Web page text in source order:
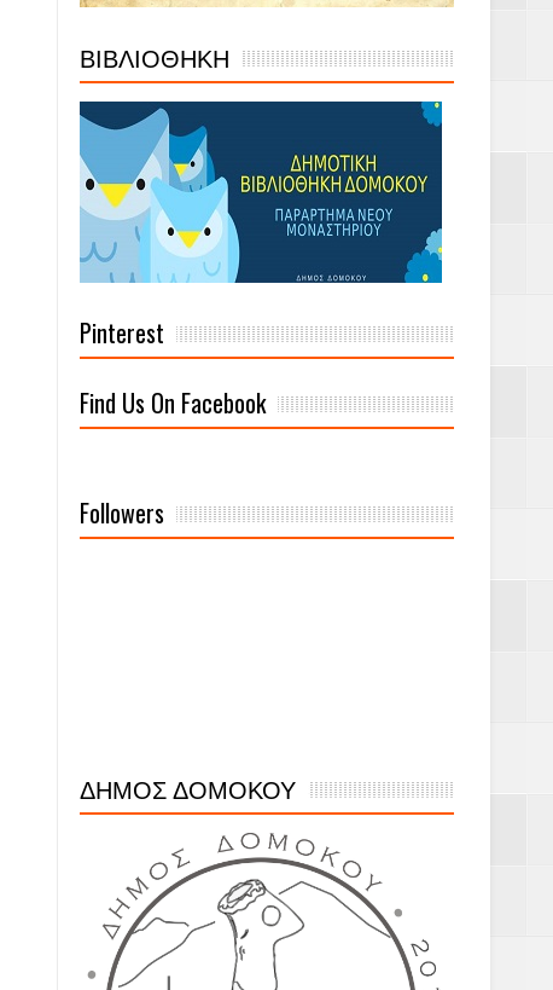
ΒΙΒΛΙΟΘΗΚΗ
Pinterest
Find Us On Facebook
Followers
ΔΗΜΟΣ ΔΟΜΟΚΟΥ